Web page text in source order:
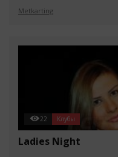
Metkarting
22 Клубы
Ladies Night